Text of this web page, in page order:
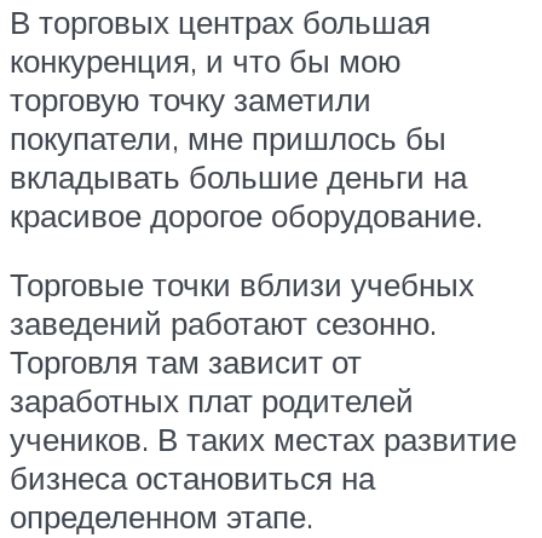
В торговых центрах большая
конкуренция, и что бы мою
торговую точку заметили
покупатели, мне пришлось бы
вкладывать большие деньги на
красивое дорогое оборудование.
Торговые точки вблизи учебных
заведений работают сезонно.
Торговля там зависит от
заработных плат родителей
учеников. В таких местах развитие
бизнеса остановиться на
определенном этапе.